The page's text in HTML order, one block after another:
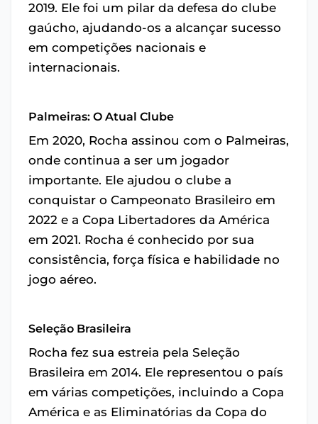
2019. Ele foi um pilar da defesa do clube
gaúcho, ajudando-os a alcançar sucesso
em competições nacionais e
internacionais.
Palmeiras: O Atual Clube
Em 2020, Rocha assinou com o Palmeiras,
onde continua a ser um jogador
importante. Ele ajudou o clube a
conquistar o Campeonato Brasileiro em
2022 e a Copa Libertadores da América
em 2021. Rocha é conhecido por sua
consistência, força física e habilidade no
jogo aéreo.
Seleção Brasileira
Rocha fez sua estreia pela Seleção
Brasileira em 2014. Ele representou o país
em várias competições, incluindo a Copa
América e as Eliminatórias da Copa do